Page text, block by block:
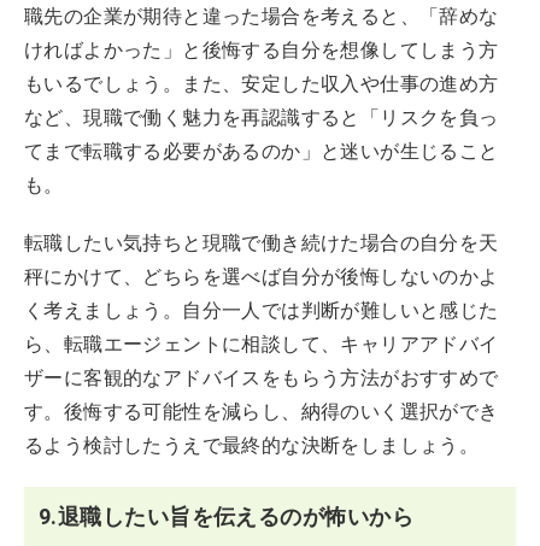
職先の企業が期待と違った場合を考えると、「辞めな
ければよかった」と後悔する自分を想像してしまう方
もいるでしょう。また、安定した収入や仕事の進め方
など、現職で働く魅力を再認識すると「リスクを負っ
てまで転職する必要があるのか」と迷いが生じること
も。
転職したい気持ちと現職で働き続けた場合の自分を天
秤にかけて、どちらを選べば自分が後悔しないのかよ
く考えましょう。自分一人では判断が難しいと感じた
ら、転職エージェントに相談して、キャリアアドバイ
ザーに客観的なアドバイスをもらう方法がおすすめで
す。後悔する可能性を減らし、納得のいく選択ができ
るよう検討したうえで最終的な決断をしましょう。
9.退職したい旨を伝えるのが怖いから